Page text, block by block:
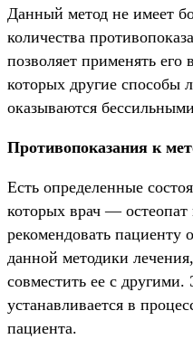
Данный метод не имеет
количества
позволяет применять его
которых другие способы
оказываются
Противопоказания к
Есть определенные
которых врач —
рекомендовать пациенту
данной методики
совместить ее с другими.
устанавливается в
пациента.